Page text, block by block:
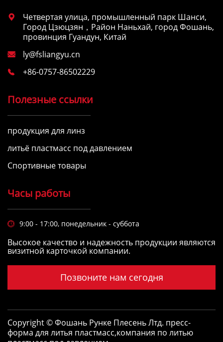

Четвертая улица, промышленный парк Шанси,
Город Цзюцзян，Район Наньхай, город Фошань,
провинция Гуандун, Китай
 ly@fsliangyu.cn
 +86-0757-86502229
Полезные ссылки
продукция для линз
литьё пластмасс под давлением
Спортивные товары
Часы работы
 9:00 - 17:00, понедельник - суббота
Высокое качество и надежность продукции являются
визитной карточкой компании.
Позвоните нам сегодня
Copyright © Фошань Рунке Плесень Лтд. пресс-
форма для литья пластмасс,компания по литью